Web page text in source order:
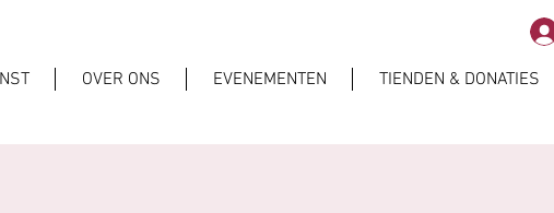
OVER ONS EVENEMENTEN TIENDEN & DONATIES